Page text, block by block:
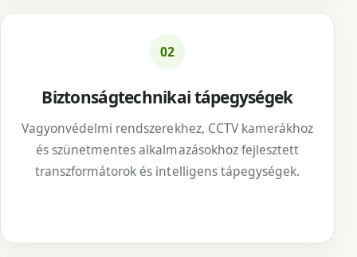
02
Biztonságtechnikai tápegységek
Vagyonvédelmi rendszerekhez, CCTV kamerákhoz
és szünetmentes alkalmazásokhoz fejlesztett
transzformátorok és intelligens tápegységek.